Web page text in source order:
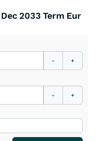
2033 Term Eur
- +
- +